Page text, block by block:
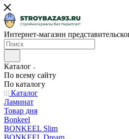
Интернет-магазин
Каталог
По всему сайту
По каталогу
Каталог
Ламинат
Товар дня
Bonkeel
BONKEEL Slim
BONKEEL Dream